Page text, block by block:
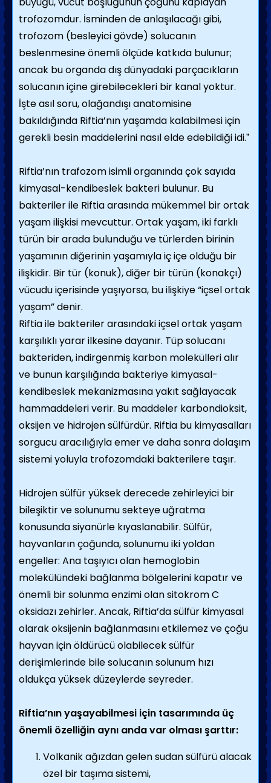
trofozomdur. İsminden de anlaşılacağı gibi,
trofozom (besleyici gövde) solucanın
beslenmesine önemli ölçüde katkıda bulunur;
ancak bu organda dış dünyadaki parçacıkların
solucanın içine girebilecekleri bir kanal yoktur.
İşte asıl soru, olağandışı anatomisine
bakıldığında Riftia’nın yaşamda kalabilmesi için
gerekli besin maddelerini nasıl elde edebildiği idi.ˮ
Riftia’nın trafozom isimli organında çok sayıda
kimyasal-kendibeslek bakteri bulunur. Bu
bakteriler ile Riftia arasında mükemmel bir ortak
yaşam ilişkisi mevcuttur. Ortak yaşam, iki farklı
türün bir arada bulunduğu ve türlerden birinin
yaşamının diğerinin yaşamıyla iç içe olduğu bir
ilişkidir. Bir tür (konuk), diğer bir türün (konakçı)
vücudu içerisinde yaşıyorsa, bu ilişkiye “içsel ortak
yaşam” denir.
Riftia ile bakteriler arasındaki içsel ortak yaşam
karşılıklı yarar ilkesine dayanır. Tüp solucanı
bakteriden, indirgenmiş karbon molekülleri alır
ve bunun karşılığında bakteriye kimyasal-
kendibeslek mekanizmasına yakıt sağlayacak
hammaddeleri verir. Bu maddeler karbondioksit,
oksijen ve hidrojen sülfürdür. Riftia bu kimyasalları
sorgucu aracılığıyla emer ve daha sonra dolaşım
sistemi yoluyla trofozomdaki bakterilere taşır.
Hidrojen sülfür yüksek derecede zehirleyici bir
bileşiktir ve solunumu sekteye uğratma
konusunda siyanürle kıyaslanabilir. Sülfür,
hayvanların çoğunda, solunumu iki yoldan
engeller: Ana taşıyıcı olan hemoglobin
molekülündeki bağlanma bölgelerini kapatır ve
önemli bir solunma enzimi olan sitokrom C
oksidazı zehirler. Ancak, Riftia’da sülfür kimyasal
olarak oksijenin bağlanmasını etkilemez ve çoğu
hayvan için öldürücü olabilecek sülfür
derişimlerinde bile solucanın solunum hızı
oldukça yüksek düzeylerde seyreder.
Riftia’nın yaşayabilmesi için tasarımında üç
önemli özelliğin aynı anda var olması şarttır:
Volkanik ağızdan gelen sudan sülfürü alacak
özel bir taşıma sistemi,